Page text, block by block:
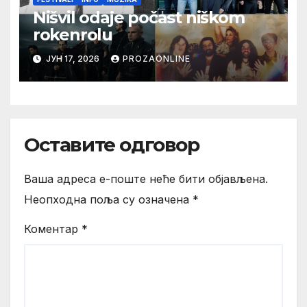
Nišvil odaje počast niškom
rokenrolu
ЈУН 17, 2026 PROZAONLINE
Оставите одговор
Ваша адреса е-поште неће бити објављена.
Неопходна поља су означена *
Коментар *